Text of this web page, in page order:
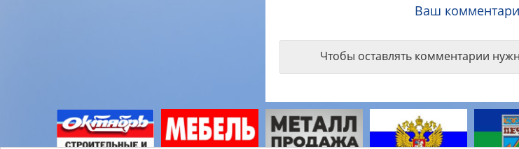
Ваш
Чтобы оставлять комментарии